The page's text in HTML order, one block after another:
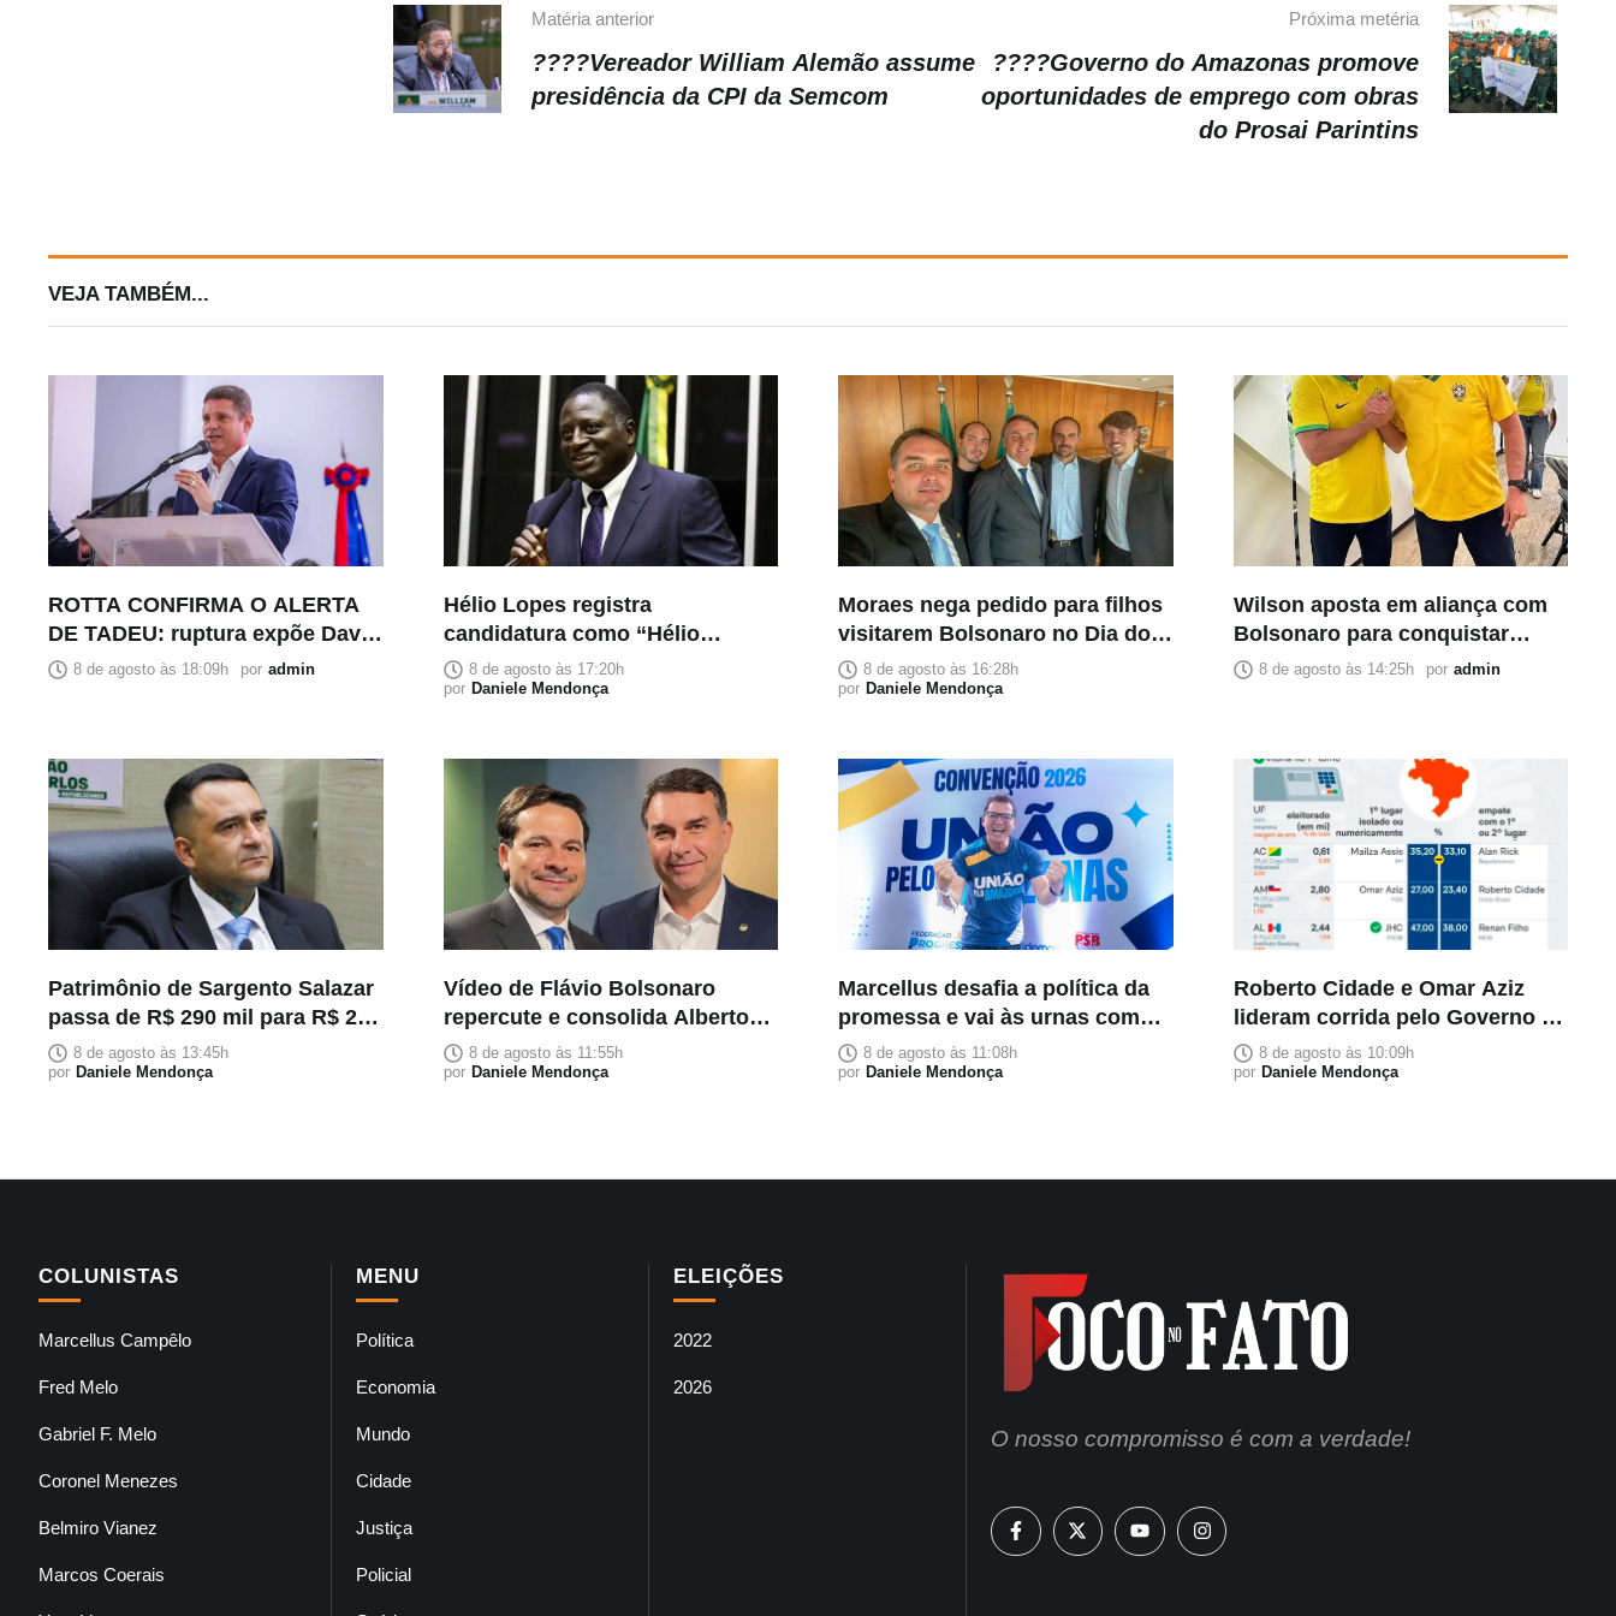
Matéria anterior
????Vereador William Alemão assume
presidência da CPI da Semcom
Próxima metéria
????Governo do Amazonas promove
oportunidades de emprego com obras
do Prosai Parintins
VEJA TAMBÉM...
ROTTA CONFIRMA O ALERTA
DE TADEU: ruptura expõe David
Almeida pela voz de quem
8 de agosto às 18:09h por admin
Hélio Lopes registra
candidatura como “Hélio
Bolsonaro”
8 de agosto às 17:20h
por Daniele Mendonça
Moraes nega pedido para filhos
visitarem Bolsonaro no Dia dos
Pais8 de agosto às 16:28h
por Daniele Mendonça
Wilson aposta em aliança com
Bolsonaro para conquistar
segundo voto da direita na
8 de agosto às 14:25h por admin
Patrimônio de Sargento Salazar
passa de R$ 290 mil para R$ 2,2
milhões em cinco meses
8 de agosto às 13:45h
por Daniele Mendonça
Vídeo de Flávio Bolsonaro
repercute e consolida Alberto
Neto como candidato da direita
ao Senado no Amazonas
8 de agosto às 11:55h
por Daniele Mendonça
Marcellus desafia a política da
promessa e vai às urnas com
três palavras: trabalho,
execução e entrega
8 de agosto às 11:08h
por Daniele Mendonça
Roberto Cidade e Omar Aziz
lideram corrida pelo Governo do
Amazonas, aponta Poder360
8 de agosto às 10:09h
por Daniele Mendonça
COLUNISTAS
Marcellus Campêlo
Fred Melo
Gabriel F. Melo
Coronel Menezes
Belmiro Vianez
Marcos Coerais
MENU
Política
Economia
Mundo
Cidade
Justiça
Policial
ELEIÇÕES
2022
2026
O nosso compromisso é com a verdade!